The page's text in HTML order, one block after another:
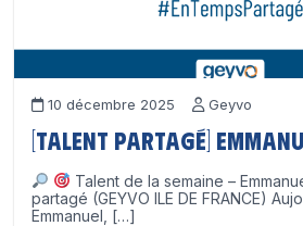
10 décembre 2025 Geyvo
[Talent partagé]
Talent de la semaine –
partagé (GEYVO ILE DE FRANCE)
Emmanuel, […]